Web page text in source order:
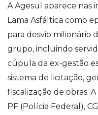
A Agesul aparece nas
Lama Asfáltica como
para desvio milionário
grupo, incluindo
cúpula da ex-gestão
sistema de licitação,
fiscalização de obras.
PF (Polícia Federal),